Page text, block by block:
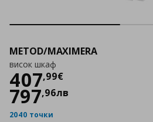
METOD/MAXIMERA
висок шкаф
407,99€
Цена407,99 €
797,96лв
2040 точки